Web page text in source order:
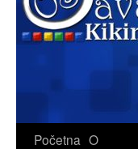
Skip
Početna O